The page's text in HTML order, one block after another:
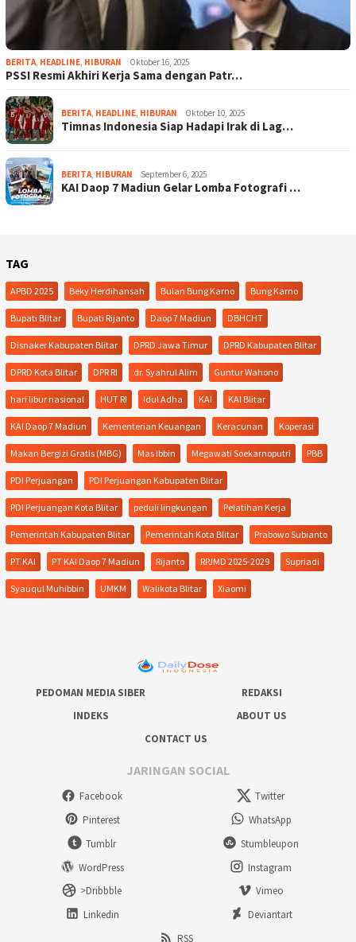
BERITA, HEADLINE, HIBURAN Oktober 16, 2025
PSSI Resmi Akhiri Kerja Sama dengan Patr…
BERITA, HEADLINE, HIBURAN Oktober 10, 2025
Timnas Indonesia Siap Hadapi Irak di Lag…
BERITA, HIBURAN September 6, 2025
KAI Daop 7 Madiun Gelar Lomba Fotografi …
TAG
APBD 2025 Beky Herdihansah Bulan Bung Karno Bung Karno
Bupati Blitar Bupati Rijanto Daop 7 Madiun DBHCHT
Disnaker Kabupaten Blitar DPRD Jawa Timur DPRD Kabupaten Blitar
DPRD Kota Blitar DPR RI dr. Syahrul Alim Guntur Wahono
hari libur nasional HUT RI Idul Adha KAI KAI Blitar
KAI Daop 7 Madiun Kementerian Keuangan Keracunan Koperasi
Makan Bergizi Gratis (MBG) Mas Ibbin Megawati Soekarnoputri PBB
PDI Perjuangan PDI Perjuangan Kabupaten Blitar
PDI Perjuangan Kota Blitar peduli lingkungan Pelatihan Kerja
Pemerintah Kabupaten Blitar Pemerintah Kota Blitar Prabowo Subianto
PT KAI PT KAI Daop 7 Madiun Rijanto RPJMD 2025-2029 Supriadi
Syauqul Muhibbin UMKM Walikota Blitar Xiaomi
PEDOMAN MEDIA SIBER
REDAKSI
INDEKS
ABOUT US
CONTACT US
JARINGAN SOCIAL
Facebook
Twitter
Pinterest
WhatsApp
Tumblr
Stumbleupon
WordPress
Instagram
>Dribbble
Vimeo
Linkedin
Deviantart
RSS